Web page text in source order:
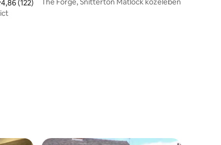
értékelés: 5/4,86, 122 vélemény
4,86 (122)